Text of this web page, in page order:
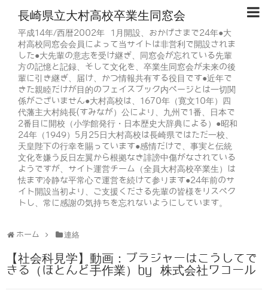
長崎県立大村高校卒業生同窓会
平成14年/西暦2002年 1月開設、おかげさまで24年●大
村高校同窓会会員によって当サイトは非営利で開設されま
した●大先輩の意志を受け継ぎ、同窓会が忘れている先輩
方の記憶と記録、そして文化を、卒業生同窓会が未来の後
輩に引き継ぎ、届け、かつ情報共有する役目です●近年で
きた親睦だけが目的のフェイスブック内ページとは一切関
係がございません●大村高校は、1670年（寛文10年）四
代藩主大村純長(すみなが）公により、九州で1番、日本で
2番目に開校（小学館発行・日本歴史大辞典による）●昭和
24年（1949）5月25日大村高校は長崎県ではただ一校、
天皇陛下の行幸を賜っています●感情だけで、事実と伝統
文化を嫌う反日左翼から根拠なき誹謗中傷がなされている
ようですが、サイト運営チーム（全員大村高校卒業生）は
怯まず冷静な平常心で運営を続けて参ります●24年前のサ
イト開設当初より、ご支援くださる先輩の皆様をリスペク
トし、常に感謝の気持ちを忘れないようにしています。
ホーム 連絡
【社会科見学】動画：ブラジャーはこうしてで
きる（ほとんど手作業）by 株式会社ワコール